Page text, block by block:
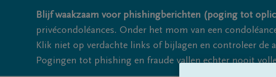
Blijf waakzaam voor phishingberichten (poging tot
privécondoléances. Onder het mom van een
Klik niet op verdachte links of bijlagen en controleer de
Pogingen tot phishing en fraude vallen echter nooit